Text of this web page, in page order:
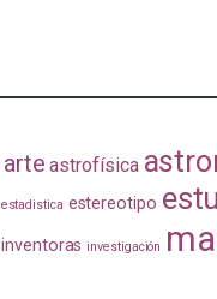
arte astrofísica
estadistica estereotipo
inventoras investigación